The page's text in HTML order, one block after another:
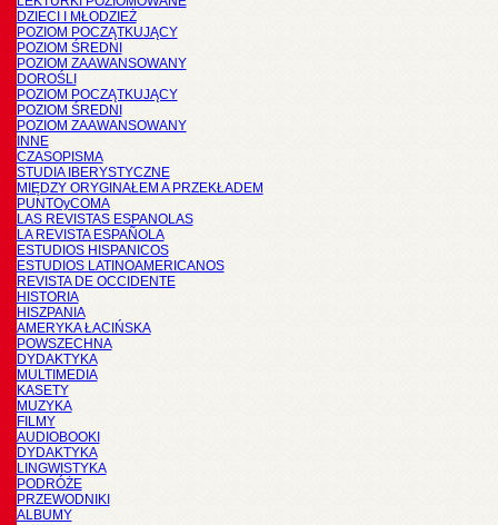
DZIECI I MŁODZIEŻ
POZIOM POCZĄTKUJĄCY
POZIOM ŚREDNI
POZIOM ZAAWANSOWANY
DOROŚLI
POZIOM POCZĄTKUJĄCY
POZIOM ŚREDNI
POZIOM ZAAWANSOWANY
INNE
CZASOPISMA
STUDIA IBERYSTYCZNE
MIĘDZY ORYGINAŁEM A PRZEKŁADEM
PUNTOyCOMA
LAS REVISTAS ESPANOLAS
LA REVISTA ESPAÑOLA
ESTUDIOS HISPANICOS
ESTUDIOS LATINOAMERICANOS
REVISTA DE OCCIDENTE
HISTORIA
HISZPANIA
AMERYKA ŁACIŃSKA
POWSZECHNA
DYDAKTYKA
MULTIMEDIA
KASETY
MUZYKA
FILMY
AUDIOBOOKI
DYDAKTYKA
LINGWISTYKA
PODRÓŻE
PRZEWODNIKI
ALBUMY